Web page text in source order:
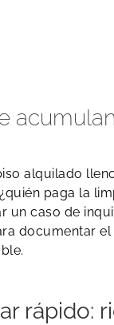
alquilado
paga la
un caso de
documentar
rápido: